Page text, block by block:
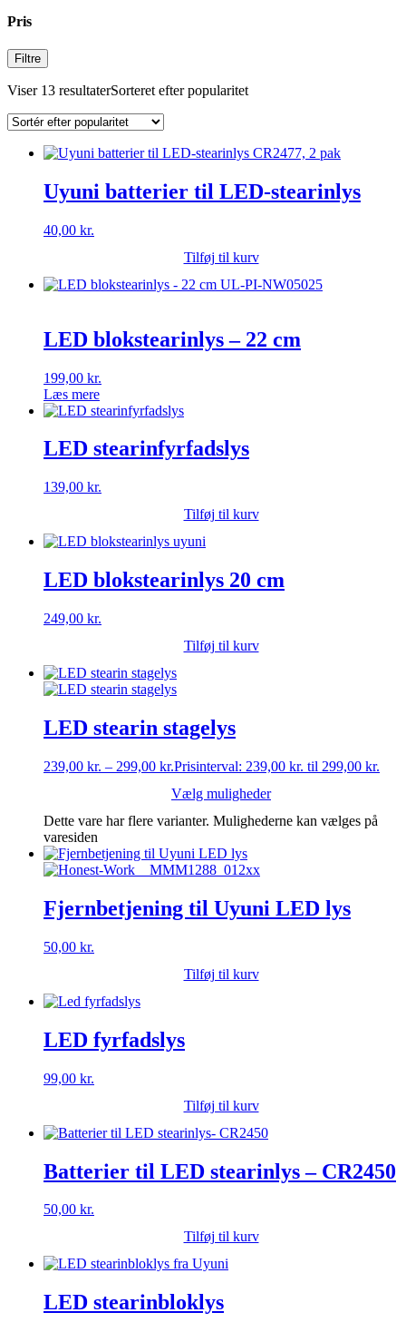
Pris
Filtre
Viser 13 resultaterSorteret efter popularitet
Uyuni batterier til LED-stearinlys
40,00 kr.
Tilføj til kurv
LED blokstearinlys – 22 cm
199,00 kr.
Læs mere
LED stearinfyrfadslys
139,00 kr.
Tilføj til kurv
LED blokstearinlys 20 cm
249,00 kr.
Tilføj til kurv
LED stearin stagelys
239,00 kr. – 299,00 kr.Prisinterval: 239,00 kr. til 299,00 kr.
Vælg muligheder
Dette vare har flere varianter. Mulighederne kan vælges på
varesiden
Fjernbetjening til Uyuni LED lys
50,00 kr.
Tilføj til kurv
LED fyrfadslys
99,00 kr.
Tilføj til kurv
Batterier til LED stearinlys – CR2450
50,00 kr.
Tilføj til kurv
LED stearinbloklys